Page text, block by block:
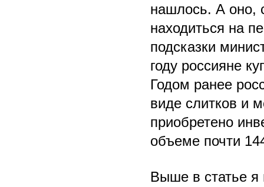
нашлось. А оно,
находиться на
подсказки
году россияне
Годом ранее
виде слитков и
приобретено
объеме почти
Выше в статье я